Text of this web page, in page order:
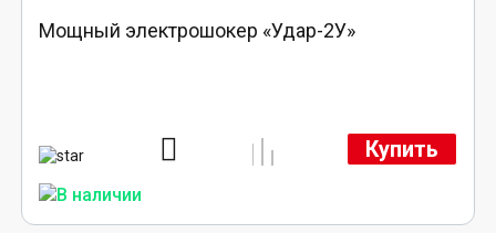
Мощный электрошокер «Удар-2У»
Купить